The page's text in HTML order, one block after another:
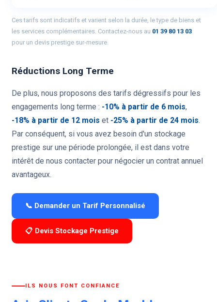
Ces tarifs sont indicatifs et varient selon la durée, le type de biens et
les services complémentaires. Contactez-nous au 01 39 80 13 03
pour un devis prestige sur-mesure.
Réductions Long Terme
De plus, nous proposons des tarifs dégressifs pour les
engagements long terme : -10% à partir de 6 mois,
-18% à partir de 12 mois et -25% à partir de 24 mois.
Par conséquent, si vous avez besoin d'un stockage
prestige sur une période prolongée, il est dans votre
intérêt de nous contacter pour négocier un contrat annuel
avantageux.
📞 Demander un Tarif Personnalisé
📋 Devis Stockage Prestige
ILS NOUS FONT CONFIANCE